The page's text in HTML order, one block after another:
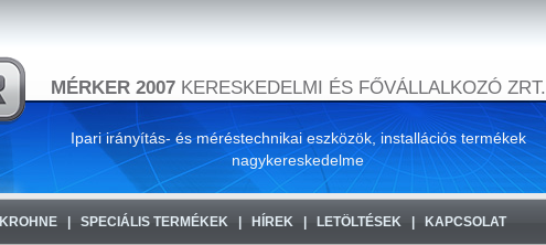
MÉRKER 2007KERESKEDELMI ÉS FŐVÁLLALKOZÓ ZRT.
Ipari irányítás- és méréstechnikai eszközök, installációs termékek
nagykereskedelme
KROHNE SPECIÁLIS TERMÉKEK HÍREK LETÖLTÉSEK KAPCSOLAT